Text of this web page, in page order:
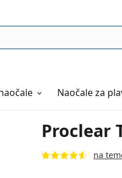
Naočaleza
Proclear
na